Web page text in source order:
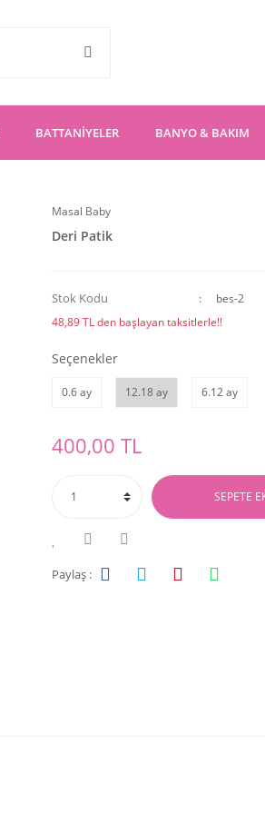
BATTANİYELER BANYO & BAKIM
Masal Baby
Deri Patik
Stok Kodu
bes-2
48,89 TL den başlayan taksitlerle!!
Seçenekler
0.6 ay 12.18 ay 6.12 ay
400,00 TL
SEPETE
Paylaş :